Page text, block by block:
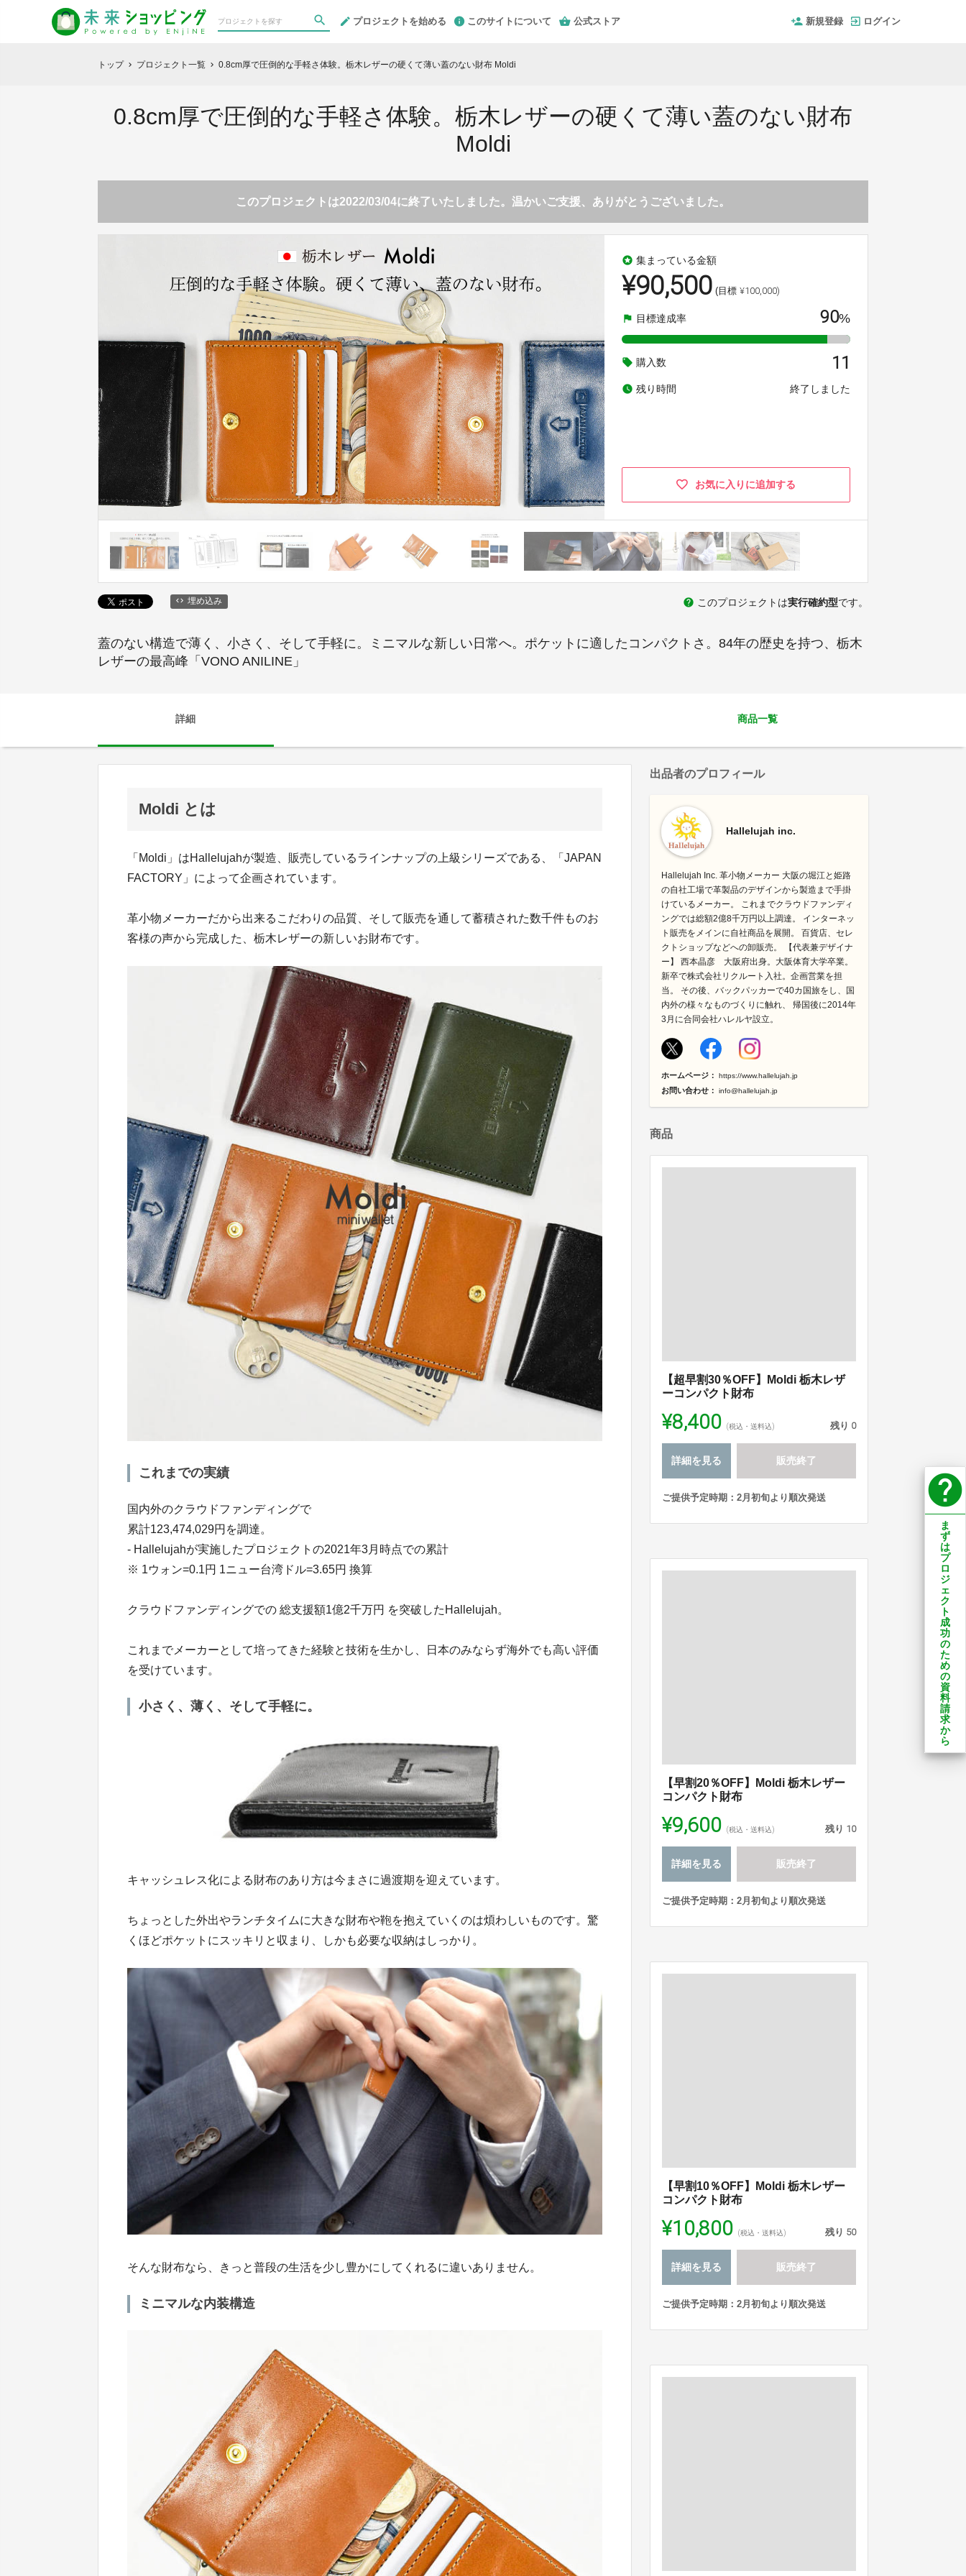
プロジェクトを始める このサイトについて 公式ストア 新規登録 ログイン
トップ chevron_right プロジェクト一覧 chevron_right 0.8cm厚で圧倒的な手軽さ体験。栃木レザーの硬くて薄い蓋のない財布 Moldi
0.8cm厚で圧倒的な手軽さ体験。栃木レザーの硬くて薄い蓋のない財布
Moldi
このプロジェクトは2022/03/04に終了いたしました。温かいご支援、ありがとうございました。
stars 集まっている金額
¥90,500 (目標 ¥100,000)
flag 目標達成率 90%
local_offer 購入数 11
watch_later 残り時間 終了しました
お気に入りに追加する
埋め込み help このプロジェクトは実行確約型です。
蓋のない構造で薄く、小さく、そして手軽に。ミニマルな新しい日常へ。ポケットに適したコンパクトさ。84年の歴史を持つ、栃木
レザーの最高峰「VONO ANILINE」
詳細 商品一覧
Moldi とは
「Moldi」はHallelujahが製造、販売しているラインナップの上級シリーズである、「JAPAN
FACTORY」によって企画されています。
革小物メーカーだから出来るこだわりの品質、そして販売を通して蓄積された数千件ものお
客様の声から完成した、栃木レザーの新しいお財布です。
これまでの実績
国内外のクラウドファンディングで
累計123,474,029円を調達。
- Hallelujahが実施したプロジェクトの2021年3月時点での累計
※ 1ウォン=0.1円 1ニュー台湾ドル=3.65円 換算
クラウドファンディングでの 総支援額1億2千万円 を突破したHallelujah。
これまでメーカーとして培ってきた経験と技術を生かし、日本のみならず海外でも高い評価
を受けています。
小さく、薄く、そして手軽に。
キャッシュレス化による財布のあり方は今まさに過渡期を迎えています。
ちょっとした外出やランチタイムに大きな財布や鞄を抱えていくのは煩わしいものです。驚
くほどポケットにスッキリと収まり、しかも必要な収納はしっかり。
そんな財布なら、きっと普段の生活を少し豊かにしてくれるに違いありません。
ミニマルな内装構造
出品者のプロフィール
Hallelujah inc.
Hallelujah Inc. 革小物メーカー 大阪の堀江と姫路
の自社工場で革製品のデザインから製造まで手掛
けているメーカー。 これまでクラウドファンディ
ングでは総額2億8千万円以上調達。 インターネッ
ト販売をメインに自社商品を展開。 百貨店、セレ
クトショップなどへの卸販売。 【代表兼デザイナ
ー】 西本晶彦 大阪府出身。大阪体育大学卒業。
新卒で株式会社リクルート入社。企画営業を担
当。 その後、バックパッカーで40カ国旅をし、国
内外の様々なものづくりに触れ、 帰国後に2014年
3月に合同会社ハレルヤ設立。
ホームページ： https://www.hallelujah.jp
お問い合わせ： info@hallelujah.jp
商品
【超早割30％OFF】Moldi 栃木レザ
ーコンパクト財布
¥8,400 (税込・送料込) 残り 0
詳細を見る 販売終了
ご提供予定時期：2月初旬より順次発送
【早割20％OFF】Moldi 栃木レザー
コンパクト財布
¥9,600 (税込・送料込) 残り 10
詳細を見る 販売終了
ご提供予定時期：2月初旬より順次発送
【早割10％OFF】Moldi 栃木レザー
コンパクト財布
¥10,800 (税込・送料込) 残り 50
詳細を見る 販売終了
ご提供予定時期：2月初旬より順次発送
help
ま
ず
は
プ
ロ
ジ
ェ
ク
ト
成
功
の
た
め
の
資
料
請
求
か
ら